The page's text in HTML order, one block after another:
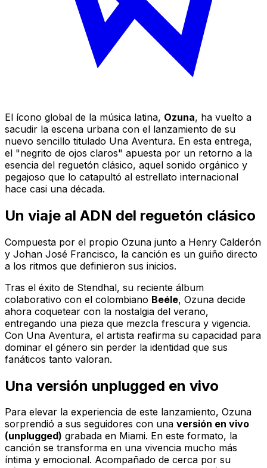
El ícono global de la música latina, Ozuna, ha vuelto a
sacudir la escena urbana con el lanzamiento de su
nuevo sencillo titulado Una Aventura. En esta entrega,
el "negrito de ojos claros" apuesta por un retorno a la
esencia del reguetón clásico, aquel sonido orgánico y
pegajoso que lo catapultó al estrellato internacional
hace casi una década.
Un viaje al ADN del reguetón clásico
Compuesta por el propio Ozuna junto a Henry Calderón
y Johan José Francisco, la canción es un guiño directo
a los ritmos que definieron sus inicios.
Tras el éxito de Stendhal, su reciente álbum
colaborativo con el colombiano Beéle, Ozuna decide
ahora coquetear con la nostalgia del verano,
entregando una pieza que mezcla frescura y vigencia.
Con Una Aventura, el artista reafirma su capacidad para
dominar el género sin perder la identidad que sus
fanáticos tanto valoran.
Una versión unplugged en vivo
Para elevar la experiencia de este lanzamiento, Ozuna
sorprendió a sus seguidores con una versión en vivo
(unplugged) grabada en Miami. En este formato, la
canción se transforma en una vivencia mucho más
íntima y emocional. Acompañado de cerca por su